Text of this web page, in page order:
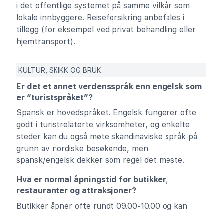
i det offentlige systemet på samme vilkår som
lokale innbyggere. Reiseforsikring anbefales i
tillegg (for eksempel ved privat behandling eller
hjemtransport).
KULTUR, SKIKK OG BRUK
Er det et annet verdensspråk enn engelsk som
er “turistspråket”?
Spansk er hovedspråket. Engelsk fungerer ofte
godt i turistrelaterte virksomheter, og enkelte
steder kan du også møte skandinaviske språk på
grunn av nordiske besøkende, men
spansk/engelsk dekker som regel det meste.
Hva er normal åpningstid for butikker,
restauranter og attraksjoner?
Butikker åpner ofte rundt 09.00-10.00 og kan